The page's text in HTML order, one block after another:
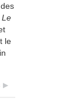
Le
le